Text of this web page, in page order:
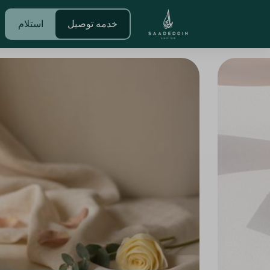
خدمه توصيل استلام